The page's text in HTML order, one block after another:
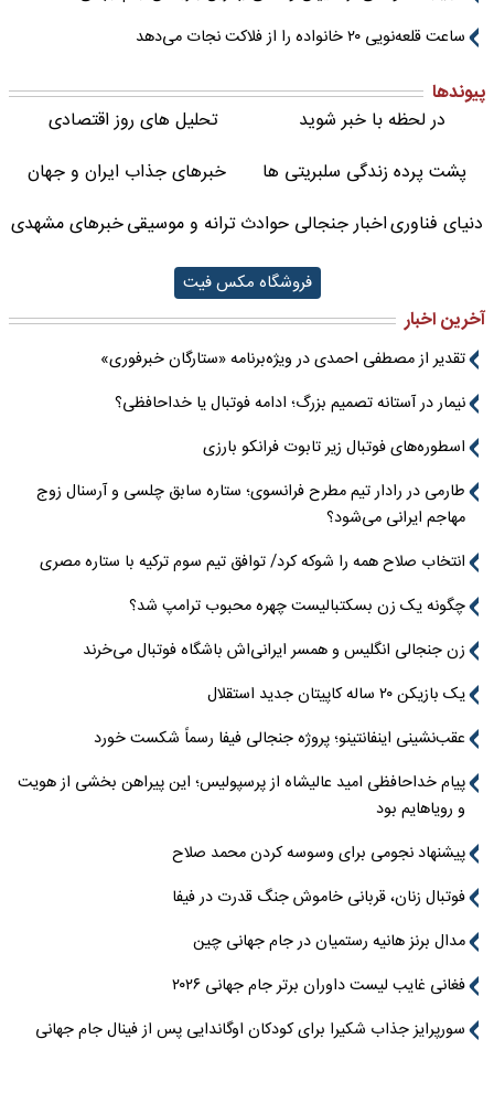
ساعت قلعه‌نویی ۲۰ خانواده را از فلاکت نجات می‌دهد
پیوندها
در لحظه با خبر شوید
تحلیل های روز اقتصادی
پشت پرده زندگی سلبریتی ها
خبرهای جذاب ایران و جهان
دنیای فناوریاخبار جنجالی حوادثترانه و موسیقیخبرهای مشهدی
فروشگاه مکس فیت
آخرین اخبار
تقدیر از مصطفی احمدی در ویژه‌برنامه «ستارگان خبرفوری»
نیمار در آستانه تصمیم بزرگ؛ ادامه فوتبال یا خداحافظی؟
اسطوره‌های فوتبال زیر تابوت فرانکو بارزی
طارمی در رادار تیم مطرح فرانسوی؛ ستاره سابق چلسی و آرسنال زوج
مهاجم ایرانی می‌شود؟
انتخاب صلاح همه را شوکه کرد/ توافق تیم سوم ترکیه با ستاره مصری
چگونه یک زن بسکتبالیست چهره محبوب ترامپ شد؟
زن جنجالی انگلیس و همسر ایرانی‌اش باشگاه فوتبال می‌خرند
یک بازیکن ۲۰ ساله کاپیتان جدید استقلال
عقب‌نشینی اینفانتینو؛ پروژه جنجالی فیفا رسماً شکست خورد
پیام خداحافظی امید عالیشاه از پرسپولیس؛ این پیراهن بخشی از هویت
و رویاهایم بود
پیشنهاد نجومی برای وسوسه کردن محمد صلاح
فوتبال زنان، قربانی خاموش جنگ قدرت در فیفا
مدال برنز هانیه رستمیان در جام جهانی چین
فغانی غایب لیست داوران برتر جام جهانی ۲۰۲۶
سورپرایز جذاب شکیرا برای کودکان اوگاندایی پس از فینال جام جهانی